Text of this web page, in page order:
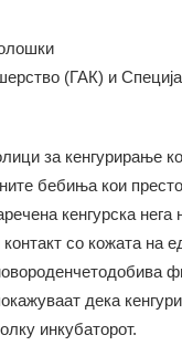
(ГАК) и
за кенгурирање
бебиња кои
кенгурска нега
со кожата на
дека
инкубаторот.